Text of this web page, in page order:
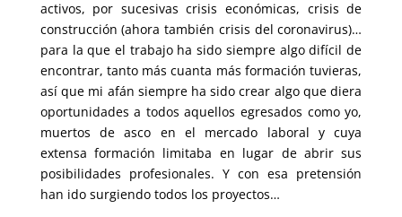
activos, por sucesivas crisis económicas, crisis de
construcción (ahora también crisis del coronavirus)…
para la que el trabajo ha sido siempre algo difícil de
encontrar, tanto más cuanta más formación tuvieras,
así que mi afán siempre ha sido crear algo que diera
oportunidades a todos aquellos egresados como yo,
muertos de asco en el mercado laboral y cuya
extensa formación limitaba en lugar de abrir sus
posibilidades profesionales. Y con esa pretensión
han ido surgiendo todos los proyectos…